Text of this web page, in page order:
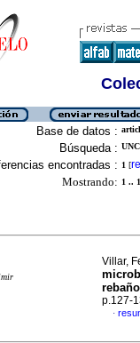
Base de datos :
Búsqueda :
encontradas : 1 [
Mostrando: 1 .. 1
Villar,
p.127-
·